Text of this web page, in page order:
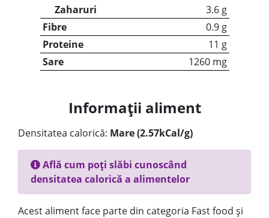
Zaharuri
3.6 g
Fibre
0.9 g
Proteine
11 g
Sare
1260 mg
Informații aliment
Densitatea calorică: Mare (2.57kCal/g)
Află cum poți slăbi cunoscând
densitatea calorică a alimentelor
Acest aliment face parte din categoria Fast food și